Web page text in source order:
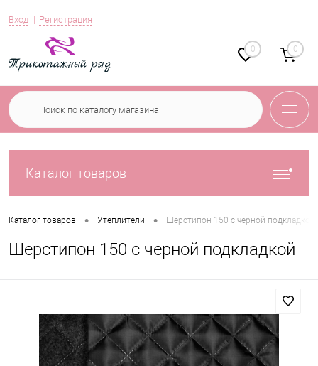
Вход Регистрация
0 0
Каталог товаров
Каталог товаров • Утеплители • Шерстипон 150 c черной подкладкой
Шерстипон 150 c черной подкладкой